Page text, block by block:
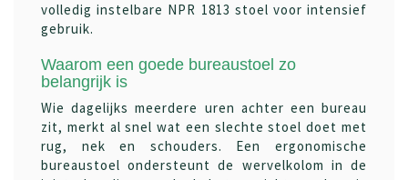
volledig instelbare NPR 1813 stoel voor intensief
gebruik.
Waarom een goede bureaustoel zo
belangrijk is
Wie dagelijks meerdere uren achter een bureau
zit, merkt al snel wat een slechte stoel doet met
rug, nek en schouders. Een ergonomische
bureaustoel ondersteunt de wervelkolom in de